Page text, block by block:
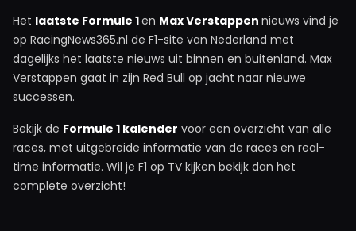
Het laatste Formule 1en Max Verstappen nieuws vind je
op RacingNews365.nl de F1-site van Nederland met
dagelijks het laatste nieuws uit binnen en buitenland. Max
Verstappen gaat in zijn Red Bull op jacht naar nieuwe
successen.
Bekijk de Formule 1 kalender voor een overzicht van alle
races, met uitgebreide informatie van de races en real-
time informatie. Wil je F1 op TV kijken bekijk dan het
complete overzicht!